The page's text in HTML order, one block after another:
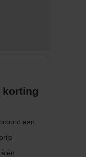
korting
aan.